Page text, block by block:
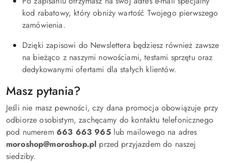
kod rabatowy, który obniży wartość Twojego pierwszego
zamówienia.
Dzięki zapisowi do Newslettera będziesz również zawsze
na bieżąco z naszymi nowościami, testami sprzętu oraz
dedykowanymi ofertami dla stałych klientów.
Masz pytania?
Jeśli nie masz pewności, czy dana promocja obowiązuje przy
odbiorze osobistym, zachęcamy do kontaktu telefonicznego
pod numerem 663 663 965lub mailowego na adres
moroshop@moroshop.pl przed przyjazdem do naszej
siedziby.